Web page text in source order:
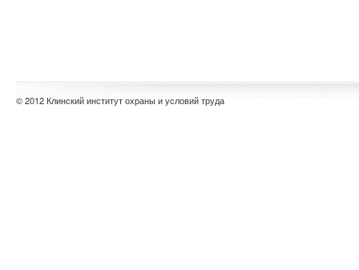
© 2012 Клинский институт охраны и условий труда